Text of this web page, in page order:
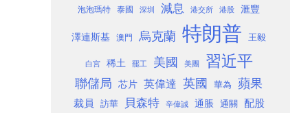
泡泡瑪特 泰國 深圳 減息 港交所 港股 滙豐
澤連斯基 澳門 烏克蘭 特朗普 王毅
白宮 稀土 罷工 美國 美團 習近平
聯儲局 芯片 英偉達 英國 華為 蘋果
裁員 訪華 貝森特 辛偉誠 通脹 通關 配股